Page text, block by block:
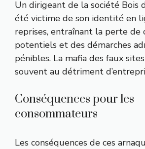
Un dirigeant de la société Bois
été victime de son identité en
reprises, entraînant la perte de
potentiels et des démarches
pénibles. La mafia des faux
souvent au détriment
Conséquences pour les
consommateurs
Les conséquences de ces